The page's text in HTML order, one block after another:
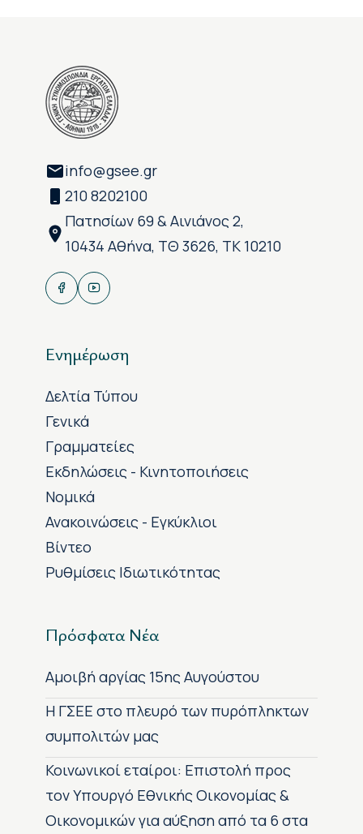
info@gsee.gr
210 8202100
Πατησίων 69 & Αινιάνος 2,
10434 Αθήνα, ΤΘ 3626, ΤΚ 10210
Ενημέρωση
Δελτία Τύπου
Γενικά
Γραμματείες
Εκδηλώσεις - Κινητοποιήσεις
Νομικά
Ανακοινώσεις - Εγκύκλιοι
Βίντεο
Ρυθμίσεις Ιδιωτικότητας
Πρόσφατα Νέα
Αμοιβή αργίας 15ης Αυγούστου
H ΓΣΕΕ στο πλευρό των πυρόπληκτων
συμπολιτών μας
Κοινωνικοί εταίροι: Επιστολή προς
τον Υπουργό Εθνικής Οικονομίας &
Οικονομικών για αύξηση από τα 6 στα